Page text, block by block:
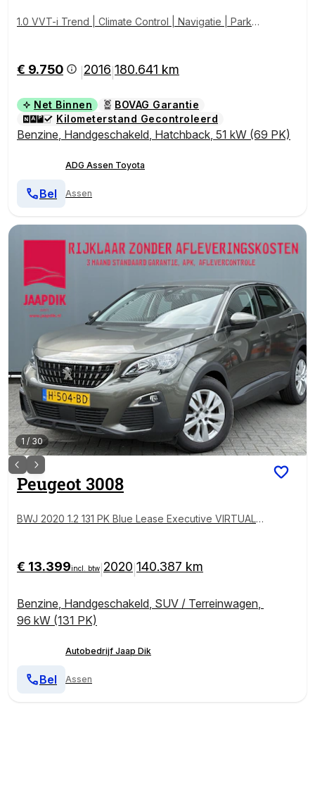
1.0 VVT-i Trend | Climate Control | Navigatie | Parkee
€ 9.750 2016 180.641 km
Net Binnen
BOVAG Garantie
Kilometerstand Gecontroleerd
Benzine, Handgeschakeld, Hatchback, 51 kW (69 PK)
ADG Assen Toyota
Assen
Bel
1 / 30
Peugeot 3008
BWJ 2020 1.2 131 PK Blue Lease Executive VIRTUAL
NCT. STUUR | ISOFIX | LMV 17 INCH
€ 13.399incl. btw 2020 140.387 km
Benzine, Handgeschakeld, SUV / Terreinwagen,
96 kW (131 PK)
Autobedrijf Jaap Dik
Assen
Bel